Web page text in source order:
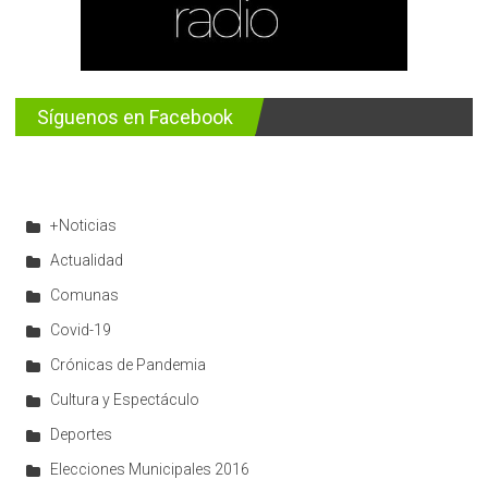
Síguenos en Facebook
+Noticias
Actualidad
Comunas
Covid-19
Crónicas de Pandemia
Cultura y Espectáculo
Deportes
Elecciones Municipales 2016